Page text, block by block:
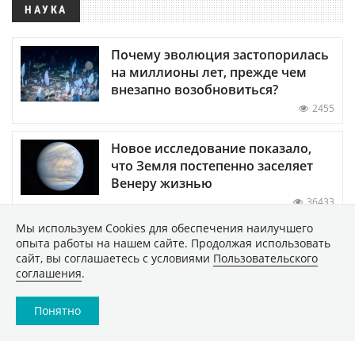
НАУКА
Почему эволюция застопорилась
на миллионы лет, прежде чем
внезапно возобновиться?
2455
Новое исследование показало,
что Земля постепенно заселяет
Венеру жизнью
36433
Обнаружены биологические
часы-хронометр организма —
Мы используем Сookies для обеспечения наилучшего
опыта работы на нашем сайте. Продолжая использовать
сайт, вы соглашаетесь с условиями Пользовательского
соглашения.
Понятно